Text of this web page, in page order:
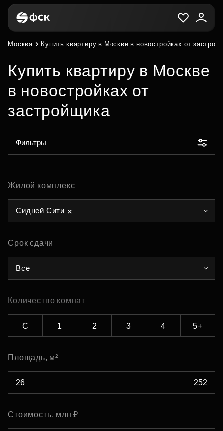
Москва Купить квартиру в Москве в новостройках от
Купить квартиру в Москве
в новостройках от
застройщика
Фильтры
Жилой комплекс
Сидней Сити
Срок сдачи
Все
Количество комнат
С 1 2 3 4 5+
Площадь, м²
Стоимость, млн ₽